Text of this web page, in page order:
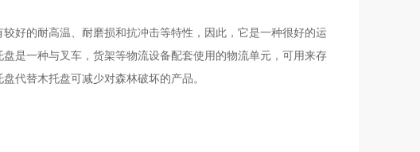
好的耐高温、耐磨损和抗冲击等特性，因此，它是一种很好的运
是一种与叉车，货架等物流设备配套使用的物流单元，可用来存
代替木托盘可减少对森林破坏的产品。